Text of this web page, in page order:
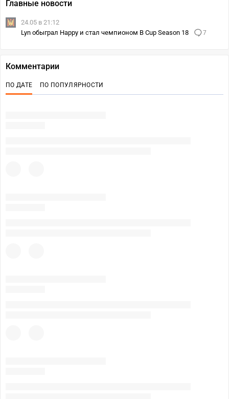
Главные новости
24.05 в 21:12
Lyn обыграл Happy и стал чемпионом B Cup Season 18
7
Комментарии
ПО ДАТЕ ПО ПОПУЛЯРНОСТИ